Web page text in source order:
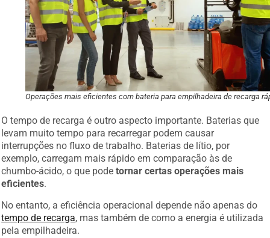
Operações mais eficientes com bateria para empilhadeira de recarga
O tempo de recarga é outro aspecto importante. Baterias que
levam muito tempo para recarregar podem causar
interrupções no fluxo de trabalho. Baterias de lítio, por
exemplo, carregam mais rápido em comparação às de
chumbo-ácido, o que podetornar certas operações mais
eficientes.
No entanto, a eficiência operacional depende não apenas do
tempo de recarga, mas também de como a energia é utilizada
pela empilhadeira.